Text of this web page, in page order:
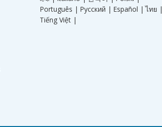
Português | Русский | Español | ไทย |
Tiếng Việt |